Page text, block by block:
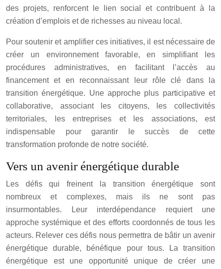
des projets, renforcent le lien social et contribuent à la
création d’emplois et de richesses au niveau local.
Pour soutenir et amplifier ces initiatives, il est nécessaire de
créer un environnement favorable, en simplifiant les
procédures administratives, en facilitant l’accès au
financement et en reconnaissant leur rôle clé dans la
transition énergétique. Une approche plus participative et
collaborative, associant les citoyens, les collectivités
territoriales, les entreprises et les associations, est
indispensable pour garantir le succès de cette
transformation profonde de notre société.
Vers un avenir énergétique durable
Les défis qui freinent la transition énergétique sont
nombreux et complexes, mais ils ne sont pas
insurmontables. Leur interdépendance requiert une
approche systémique et des efforts coordonnés de tous les
acteurs. Relever ces défis nous permettra de bâtir un avenir
énergétique durable, bénéfique pour tous. La transition
énergétique est une opportunité unique de créer une